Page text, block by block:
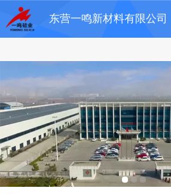
东营一鸣新材料有限公司